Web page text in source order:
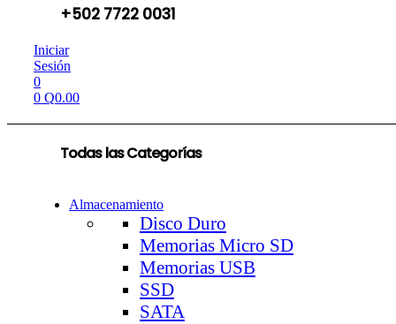
+502 7722 0031
Iniciar
Sesión
0
0 Q0.00
Todas las Categorías
Almacenamiento
Disco Duro
Memorias Micro SD
Memorias USB
SSD
SATA